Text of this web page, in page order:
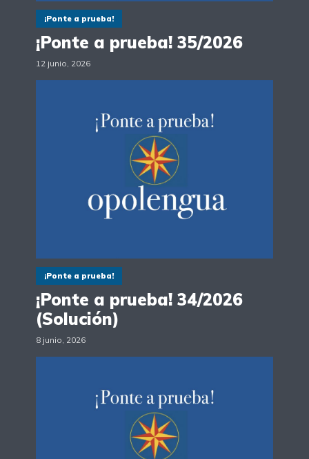
¡Ponte a prueba!
¡Ponte a prueba! 35/2026
12 junio, 2026
¡Ponte a prueba!
¡Ponte a prueba! 34/2026
(Solución)
8 junio, 2026